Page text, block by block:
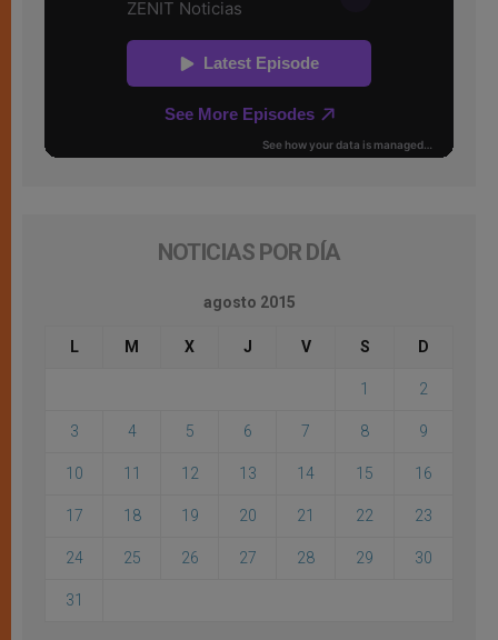
NOTICIAS POR DÍA
agosto 2015
L M X J V S D
1 2
3 4 5 6 7 8 9
10 11 12 13 14 15 16
17 18 19 20 21 22 23
24 25 26 27 28 29 30
31